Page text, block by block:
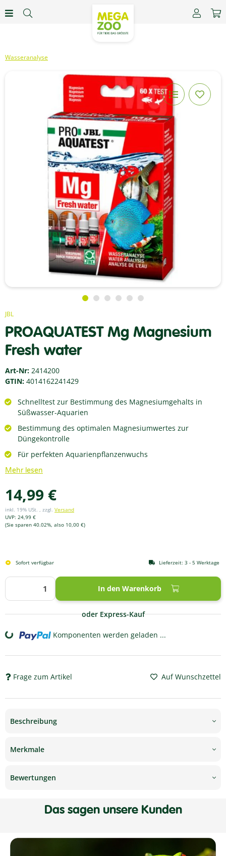
Wasseranalyse
JBL
PROAQUATEST Mg Magnesium
Fresh water
Art-Nr: 2414200
GTIN: 4014162241429
Schnelltest zur Bestimmung des Magnesiumgehalts in
Süßwasser-Aquarien
Bestimmung des optimalen Magnesiumwertes zur
Düngekontrolle
Für perfekten Aquarienpflanzenwuchs
Mehr lesen
14,99 €
inkl. 19% USt. , zzgl. Versand
UVP: 24,99 €
(Sie sparen 40.02%, also 10,00 €)
In den Warenkorb
Sofort verfügbar Lieferzeit: 3 - 5 Werktage
oder Express-Kauf
Loading... Komponenten werden geladen ...
Frage zum Artikel Auf Wunschzettel
Beschreibung
Merkmale
Bewertungen
Das sagen unsere Kunden